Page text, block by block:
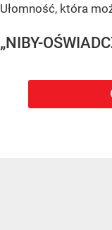
Ułomność, która
„NIBY-